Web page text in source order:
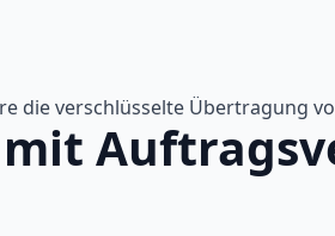
die verschlüsselte Übertragung